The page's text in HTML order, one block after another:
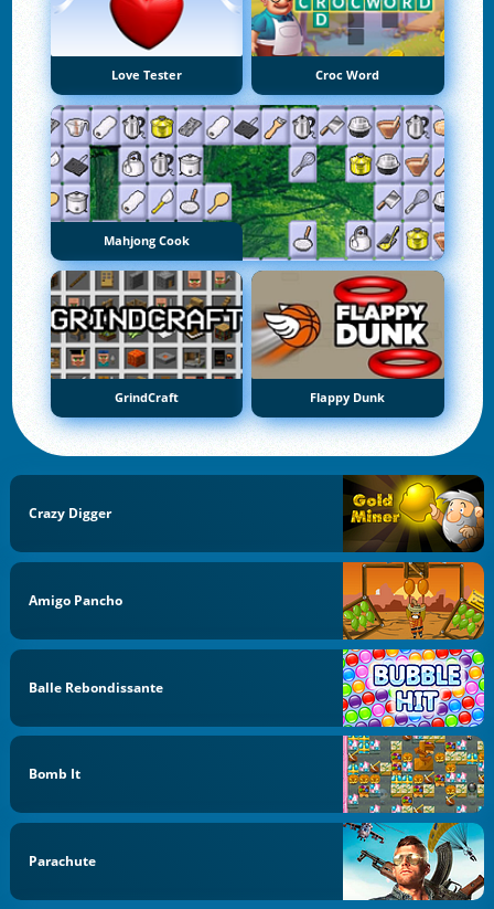
Love Tester Croc Word
Mahjong Cook
GrindCraft Flappy Dunk
Crazy Digger
Amigo Pancho
Balle Rebondissante
Bomb It
Parachute